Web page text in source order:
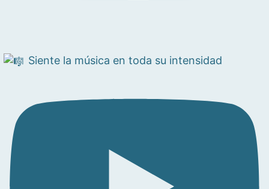
Siente la música en toda su intensidad